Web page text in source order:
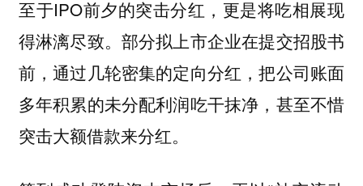
至于IPO前夕的突击分红，更是将吃相展现
得淋漓尽致。部分拟上市企业在提交招股书
前，通过几轮密集的定向分红，把公司账面
多年积累的未分配利润吃干抹净，甚至不惜
突击大额借款来分红。